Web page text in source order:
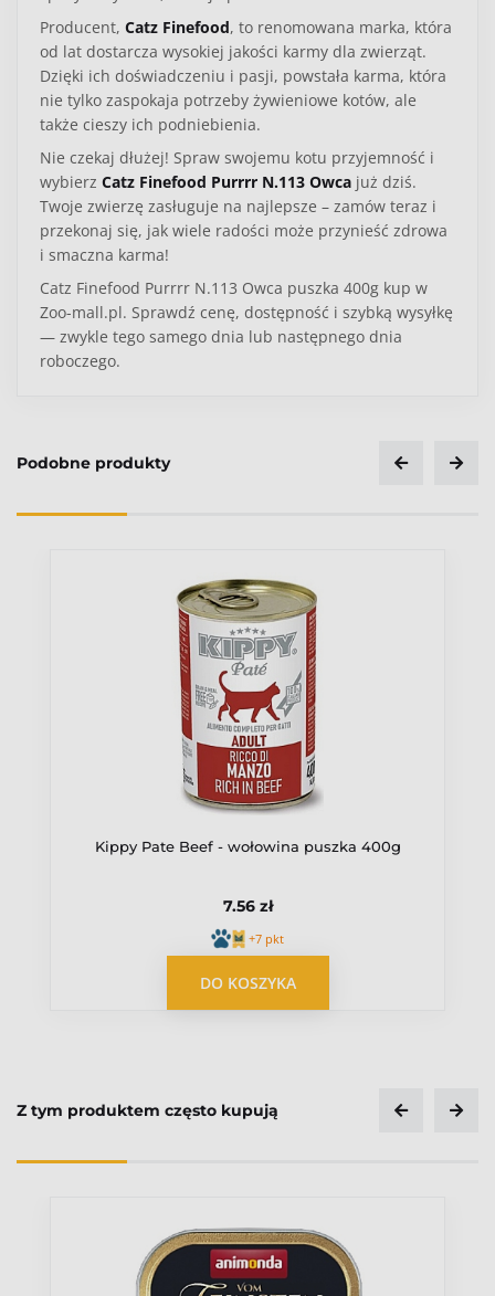
Producent, Catz Finefood, to renomowana marka, która
od lat dostarcza wysokiej jakości karmy dla zwierząt.
Dzięki ich doświadczeniu i pasji, powstała karma, która
nie tylko zaspokaja potrzeby żywieniowe kotów, ale
także cieszy ich podniebienia.
Nie czekaj dłużej! Spraw swojemu kotu przyjemność i
wybierz Catz Finefood Purrrr N.113 Owca już dziś.
Twoje zwierzę zasługuje na najlepsze – zamów teraz i
przekonaj się, jak wiele radości może przynieść zdrowa
i smaczna karma!
Catz Finefood Purrrr N.113 Owca puszka 400g kup w
Zoo-mall.pl. Sprawdź cenę, dostępność i szybką wysyłkę
— zwykle tego samego dnia lub następnego dnia
roboczego.
Typ produktu
OPUBLIKUJ OPINIĘ
Podobne produkty
Kippy Pate Beef - wołowina puszka 400g
7.56 zł
+7 pkt
DO KOSZYKA
Z tym produktem często kupują